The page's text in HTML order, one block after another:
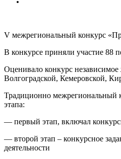
V межрегиональный конкурс
В конкурсе приняли участие 88
Оценивало конкурс
Волгоградской, Кемеровской,
Традиционно межрегиональный
этапа:
— первый этап, включал
— второй этап – конкурсное
деятельности